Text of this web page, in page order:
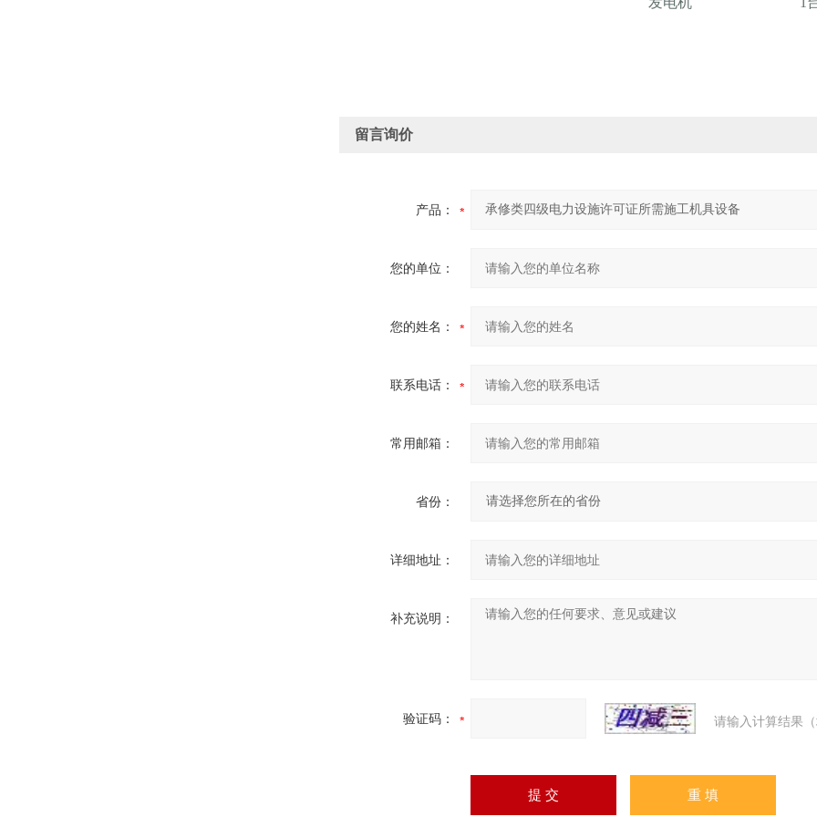
留言询价
产品：
您的单位：
您的姓名：
联系电话：
常用邮箱：
省份：
详细地址：
补充说明：
验证码： 请输入计算结果